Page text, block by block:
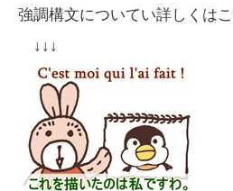
強調構文についてい詳しくはこ
↓↓↓